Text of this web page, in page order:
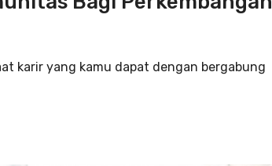
karir yang kamu dapat dengan bergabung